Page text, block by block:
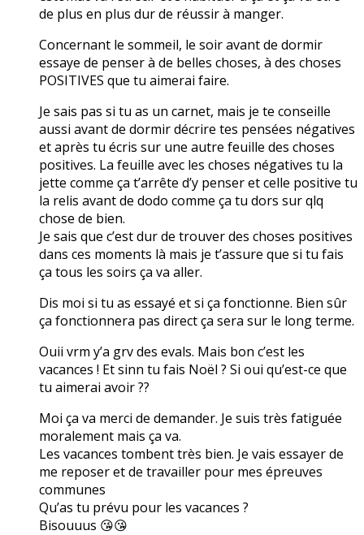
de plus en plus dur de réussir à manger.
Concernant le sommeil, le soir avant de dormir
essaye de penser à de belles choses, à des choses
POSITIVES que tu aimerai faire.
Je sais pas si tu as un carnet, mais je te conseille
aussi avant de dormir décrire tes pensées négatives
et après tu écris sur une autre feuille des choses
positives. La feuille avec les choses négatives tu la
jette comme ça t’arrête d’y penser et celle positive tu
la relis avant de dodo comme ça tu dors sur qlq
chose de bien.
Je sais que c’est dur de trouver des choses positives
dans ces moments là mais je t’assure que si tu fais
ça tous les soirs ça va aller.
Dis moi si tu as essayé et si ça fonctionne. Bien sûr
ça fonctionnera pas direct ça sera sur le long terme.
Ouii vrm y’a grv des evals. Mais bon c’est les
vacances ! Et sinn tu fais Noël ? Si oui qu’est-ce que
tu aimerai avoir ??
Moi ça va merci de demander. Je suis très fatiguée
moralement mais ça va.
Les vacances tombent très bien. Je vais essayer de
me reposer et de travailler pour mes épreuves
communes
Qu’as tu prévu pour les vacances ?
Bisouuus 😘😘